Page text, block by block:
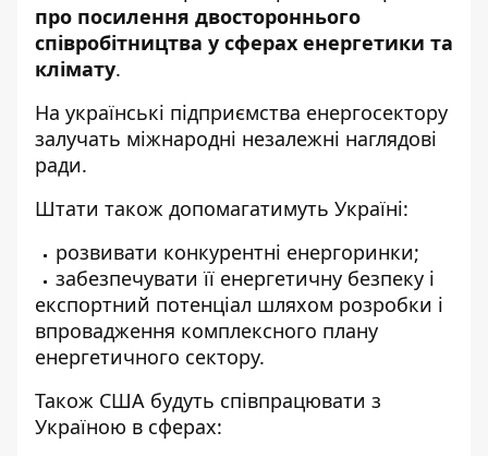
про посилення двостороннього
співробітництва у сферах енергетики та
клімату.
На українські підприємства енергосектору
залучать міжнародні незалежні наглядові
ради.
Штати також допомагатимуть Україні:
розвивати конкурентні енергоринки;
забезпечувати її енергетичну безпеку і
експортний потенціал шляхом розробки і
впровадження комплексного плану
енергетичного сектору.
Також США будуть співпрацювати з
Україною в сферах: